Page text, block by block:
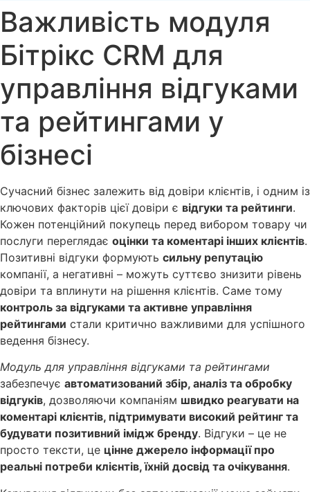
Важливість модуля
Бітрікс CRM для
управління відгуками
та рейтингами у
бізнесі
Сучасний бізнес залежить від довіри клієнтів, і одним із
ключових факторів цієї довіри є відгуки та рейтинги.
Кожен потенційний покупець перед вибором товару чи
послуги переглядає оцінки та коментарі інших клієнтів.
Позитивні відгуки формують сильну репутацію
компанії, а негативні – можуть суттєво знизити рівень
довіри та вплинути на рішення клієнтів. Саме тому
контроль за відгуками та активне управління
рейтингами стали критично важливими для успішного
ведення бізнесу.
Модуль для управління відгуками та рейтингами
забезпечує автоматизований збір, аналіз та обробку
відгуків, дозволяючи компаніям швидко реагувати на
коментарі клієнтів, підтримувати високий рейтинг та
будувати позитивний імідж бренду. Відгуки – це не
просто тексти, це цінне джерело інформації про
реальні потреби клієнтів, їхній досвід та очікування.